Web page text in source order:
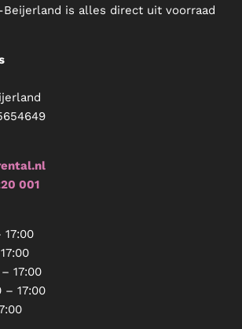
Beijerland is alles direct uit voorraad
001
17:00
17:00
– 17:00